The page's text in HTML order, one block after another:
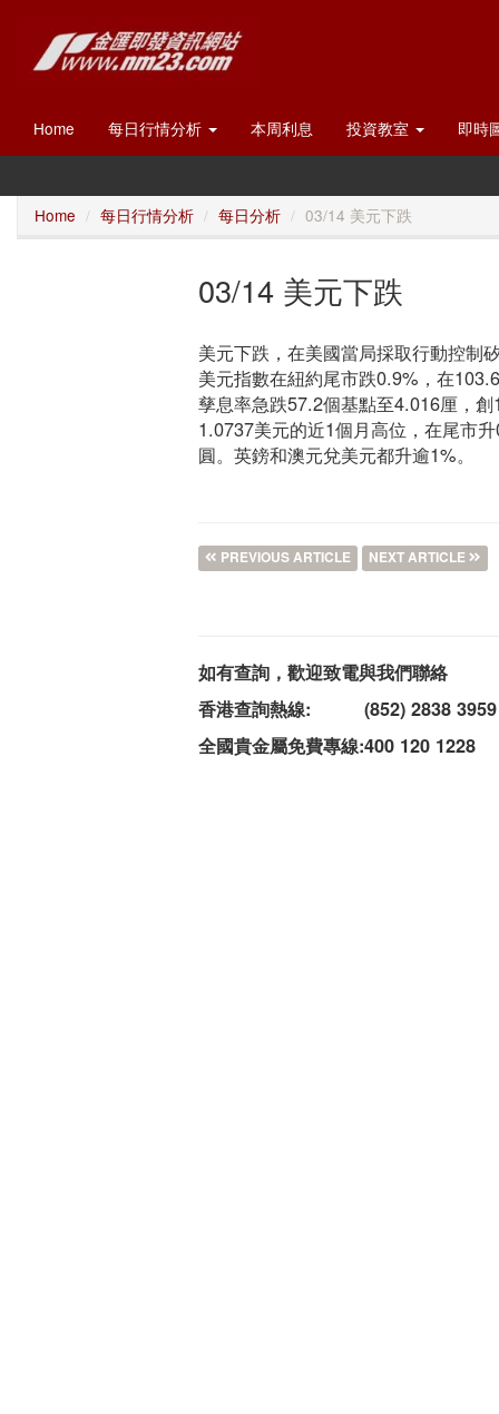
Home 每日行情分析 本周利息 投資教室 即時
Home 每日行情分析 每日分析 03/14 美元下跌
03/14 美元下跌
美元下跌，在美國當局採取行動控制
美元指數在紐約尾市跌0.9%，在
孳息率急跌57.2個基點至4.016厘，
1.0737美元的近1個月高位，在尾市
圓。英鎊和澳元兌美元都升逾1%。
PREVIOUS ARTICLE NEXT ARTICLE
如有查詢，歡迎致電與我們聯絡
香港查詢熱線:
(852) 2838 3959
全國貴金屬免費專線:400 120 1228